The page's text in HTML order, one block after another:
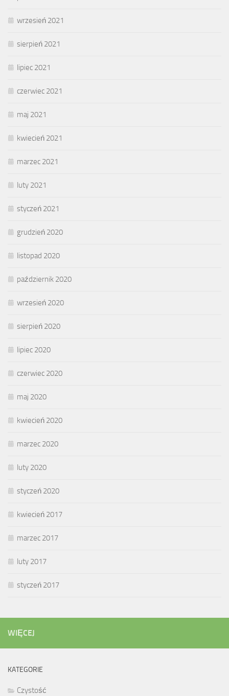
wrzesień 2021
sierpień 2021
lipiec 2021
czerwiec 2021
maj 2021
kwiecień 2021
marzec 2021
luty 2021
styczeń 2021
grudzień 2020
listopad 2020
październik 2020
wrzesień 2020
sierpień 2020
lipiec 2020
czerwiec 2020
maj 2020
kwiecień 2020
marzec 2020
luty 2020
styczeń 2020
kwiecień 2017
marzec 2017
luty 2017
styczeń 2017
WIĘCEJ
KATEGORIE
Czystość